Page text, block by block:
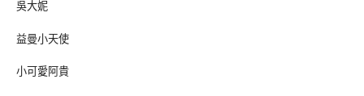
吳大妮
益曼小天使
小可愛阿貴